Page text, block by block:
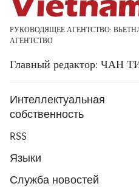
РУКОВОДЯЩЕЕ АГЕНТСТВО:
АГЕНТСТВО
Главный редактор: ЧАН
Интеллектуальная
собственность
RSS
Языки
Служба новостей